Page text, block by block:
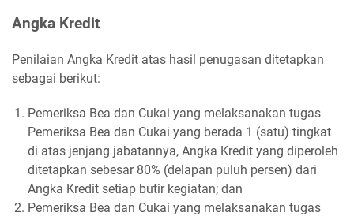
Angka Kredit
Penilaian Angka Kredit atas hasil penugasan ditetapkan
sebagai berikut:
Pemeriksa Bea dan Cukai yang melaksanakan tugas
Pemeriksa Bea dan Cukai yang berada 1 (satu) tingkat
di atas jenjang jabatannya, Angka Kredit yang diperoleh
ditetapkan sebesar 80% (delapan puluh persen) dari
Angka Kredit setiap butir kegiatan; dan
Pemeriksa Bea dan Cukai yang melaksanakan tugas